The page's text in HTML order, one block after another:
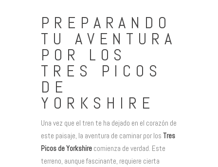
PREPARANDO
TU AVENTURA
POR LOS
TRES PICOS
DE
YORKSHIRE
Una vez que el tren te ha dejado en el corazón de
este paisaje, la aventura de caminar por los Tres
Picos de Yorkshire comienza de verdad. Este
terreno, aunque fascinante, requiere cierta